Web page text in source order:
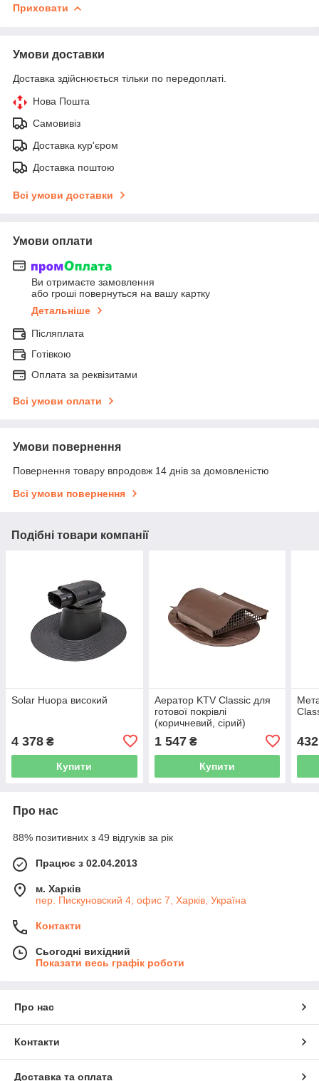
Приховати
Умови доставки
Доставка здійснюється тільки по передоплаті.
Нова Пошта
Самовивіз
Доставка кур'єром
Доставка поштою
Всі умови доставки
Умови оплати
Ви отримаєте замовлення
або гроші повернуться на вашу картку
Детальніше
Післяплата
Готівкою
Оплата за реквізитами
Всі умови оплати
Умови повернення
Повернення товару впродовж 14 днів за домовленістю
Всі умови повернення
Подібні товари компанії
Solar Huopa високий
4 378 ₴
Купити
Аератор KTV Classic для
готової покрівлі
(коричневий, сірий)
1 547₴
Купити
432
Про нас
88% позитивних з 49 відгуків за рік
Працює з 02.04.2013
м. Харків
пер. Пискуновский 4, офис 7, Харків, Україна
Контакти
Сьогодні вихідний
Показати весь графік роботи
Про нас
Контакти
Доставка та оплата